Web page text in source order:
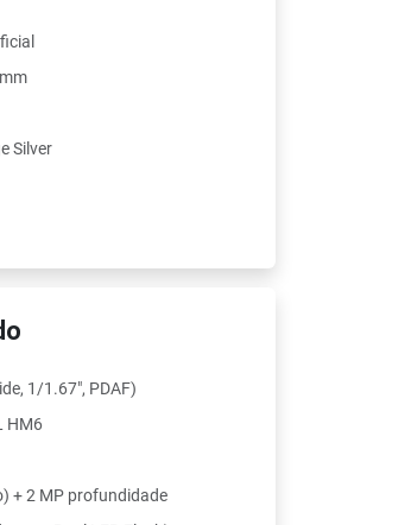
Silver
1/1.67", PDAF)
HM6
+ 2 MP profundidade